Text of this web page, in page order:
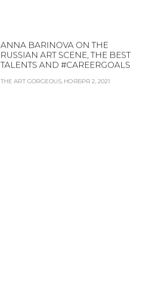
ANNA BARINOVA ON THE
RUSSIAN ART SCENE, THE BEST
TALENTS AND #CAREERGOALS
THE ART GORGEOUS, НОЯБРЯ 2, 2021